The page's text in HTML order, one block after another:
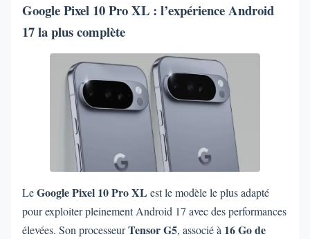
Google Pixel 10 Pro XL : l’expérience Android
17 la plus complète
LeGoogle Pixel 10 Pro XL est le modèle le plus adapté
pour exploiter pleinement Android 17 avec des performances
élevées. Son processeurTensor G5, associé à 16 Go de